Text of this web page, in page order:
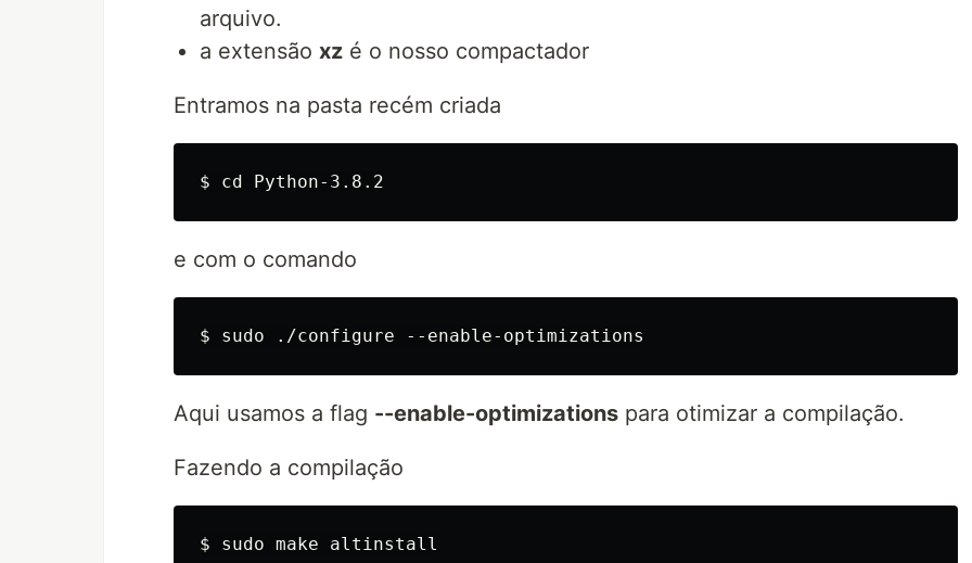
arquivo.
a extensão xz é o nosso compactador
Entramos na pasta recém criada
e com o comando
Aqui usamos a flag --enable-optimizations para otimizar a compilação.
Fazendo a compilação